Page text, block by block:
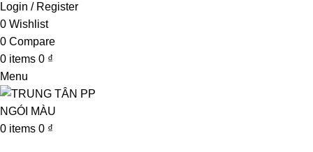
Login / Register
0 Wishlist
0 Compare
0 items 0 ₫
Menu
0 items 0 ₫